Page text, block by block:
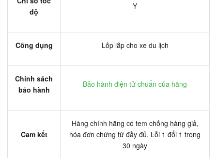
độ
Y
Công dụng Lốp lắp cho xe du lịch
Chính sách
bảo hành
Bảo hành điện tử chuẩn của hãng
Cam kết
Hàng chính hãng có tem chống hàng giả,
hóa đơn chứng từ đầy đủ. Lỗi 1 đổi 1 trong
30 ngày